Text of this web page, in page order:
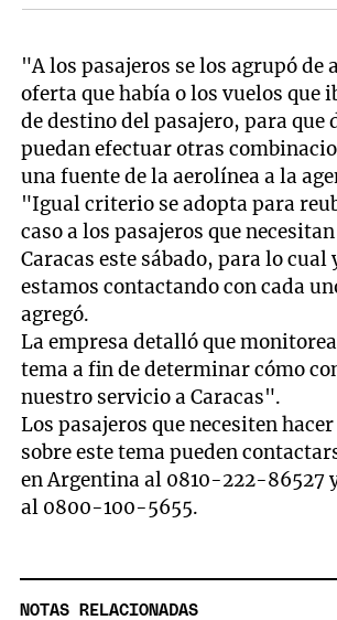
"A los pasajeros se los agrupó de
oferta que había o los vuelos que
de destino del pasajero, para que
puedan efectuar otras
una fuente de la aerolínea a la
"Igual criterio se adopta para
caso a los pasajeros que
Caracas este sábado, para lo cual
estamos contactando con cada
agregó.
La empresa detalló que
tema a fin de determinar cómo
nuestro servicio a Caracas".
Los pasajeros que necesiten
sobre este tema pueden
en Argentina al 0810-222-86527
al 0800-100-5655.
NOTAS RELACIONADAS